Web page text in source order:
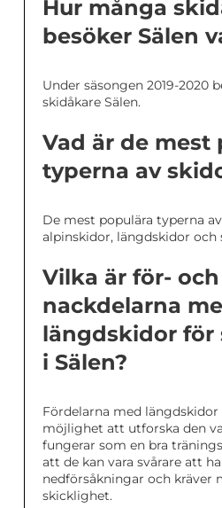
Hur många
besöker Sälen
Under säsongen 2019-2020
skidåkare Sälen.
Vad är de mest
typerna av
De mest populära typerna
alpinskidor, längdskidor och
Vilka är för- och
nackdelarna
längdskidor för
i Sälen?
Fördelarna med
möjlighet att utforska den
fungerar som en bra
att de kan vara svårare att
nedförsåkningar och kräver
skicklighet.